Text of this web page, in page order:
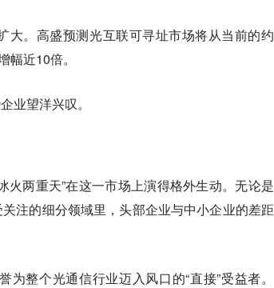
大。高盛预测光互联可寻址市场将从当前的约
近10倍。
业望洋兴叹。
两重天”在这一市场上演得格外生动。无论是
注的细分领域里，头部企业与中小企业的差距
整个光通信行业迈入风口的“直接”受益者。